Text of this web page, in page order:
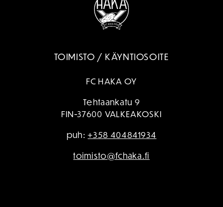
TOIMISTO / KÄYNTIOSOITE
FC HAKA OY
Tehtaankatu 9
FIN-37600 VALKEAKOSKI
puh:+358 404841934
toimisto@fchaka.fi